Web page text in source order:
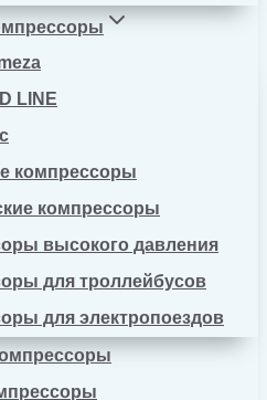
LINE
компрессоры
компрессоры
высокого давления
для троллейбусов
для электропоездов